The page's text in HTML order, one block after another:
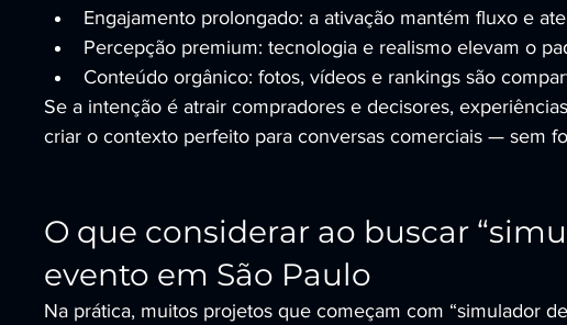
Engajamento prolongado: a ativação mantém fluxo e
Percepção premium: tecnologia e realismo elevam o
Conteúdo orgânico: fotos, vídeos e rankings são
Se a intenção é atrair compradores e decisores,
criar o contexto perfeito para conversas comerciais — sem
O que considerar ao buscar
evento em São Paulo
Na prática, muitos projetos que começam com “simulador